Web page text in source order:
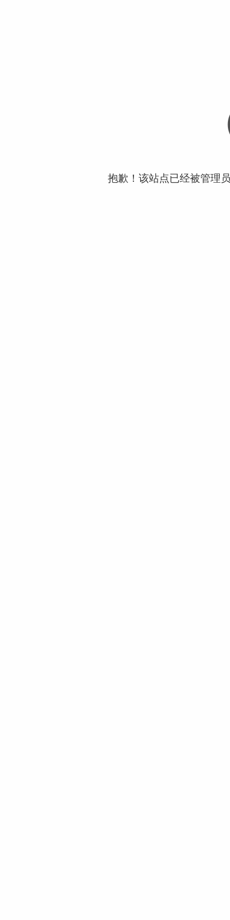
抱歉！该站点已经被管理